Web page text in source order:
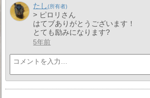
たし
> ピロリさん
はてブありがとうございます！
とても励みになります?
5年前